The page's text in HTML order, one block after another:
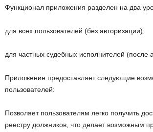
Функционал приложения разделен на два
для всех пользователей (без авторизации);
для частных судебных исполнителей (после
Приложение предоставляет следующие
пользователей:
Позволяет пользователям легко получить
реестру должников, что делает возможным